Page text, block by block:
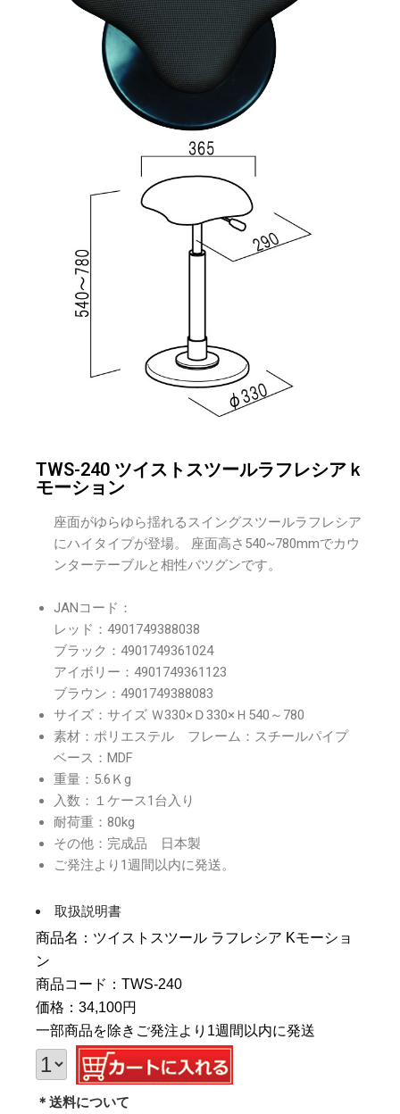
TWS-240 ツイストスツールラフレシアｋ
モーション
座面がゆらゆら揺れるスイングスツールラフレシア
にハイタイプが登場。 座面高さ540~780mmでカウ
ンターテーブルと相性バツグンです。
JANコード：
レッド：4901749388038
ブラック：4901749361024
アイボリー：4901749361123
ブラウン：4901749388083
サイズ：サイズ Ｗ330×Ｄ330×Ｈ540～780
素材：ポリエステル フレーム：スチールパイプ
ベース：MDF
重量：5.6Ｋg
入数：１ケース1台入り
耐荷重：80kg
その他：完成品 日本製
ご発注より1週間以内に発送。
取扱説明書
商品名：ツイストスツール ラフレシア Kモーショ
ン
商品コード：TWS-240
価格：34,100円
一部商品を除きご発注より1週間以内に発送
＊送料について